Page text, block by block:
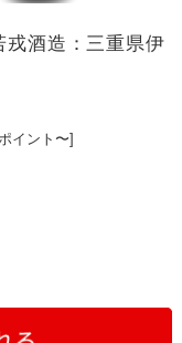
酒造：三重県伊
イント〜]